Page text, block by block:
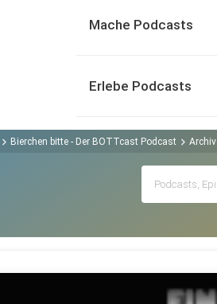
Mache Podcasts
Erlebe Podcasts
Bierchen bitte - Der BOTTcast Podcast Archiv